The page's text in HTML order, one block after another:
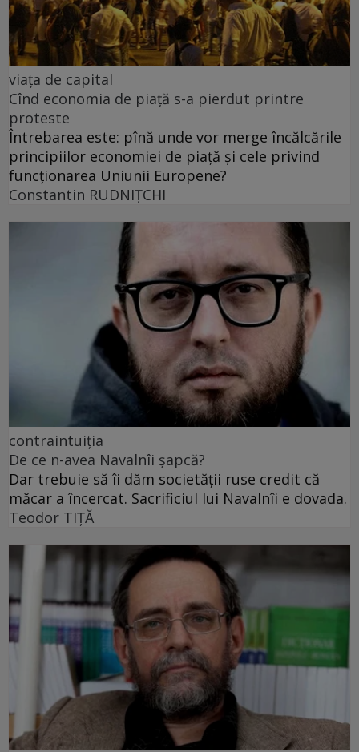
viața de capital
Cînd economia de piață s-a pierdut printre
proteste
Întrebarea este: pînă unde vor merge încălcările
principiilor economiei de piață și cele privind
funcționarea Uniunii Europene?
Constantin RUDNIŢCHI
contraintuiția
De ce n-avea Navalnîi șapcă?
Dar trebuie să îi dăm societății ruse credit că
măcar a încercat. Sacrificiul lui Navalnîi e dovada.
Teodor TIŢĂ